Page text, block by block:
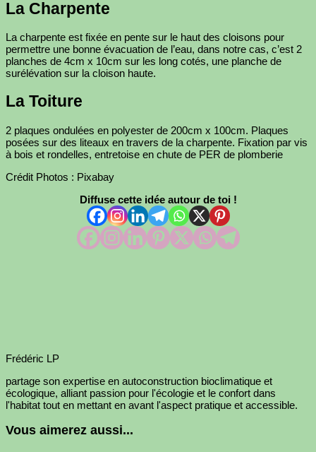
La Charpente
La charpente est fixée en pente sur le haut des cloisons pour
permettre une bonne évacuation de l’eau, dans notre cas, c’est 2
planches de 4cm x 10cm sur les long cotés, une planche de
surélévation sur la cloison haute.
La Toiture
2 plaques ondulées en polyester de 200cm x 100cm. Plaques
posées sur des liteaux en travers de la charpente. Fixation par vis
à bois et rondelles, entretoise en chute de PER de plomberie
Crédit Photos : Pixabay
Diffuse cette idée autour de toi !
Frédéric LP
partage son expertise en autoconstruction bioclimatique et
écologique, alliant passion pour l'écologie et le confort dans
l'habitat tout en mettant en avant l'aspect pratique et accessible.
Vous aimerez aussi...